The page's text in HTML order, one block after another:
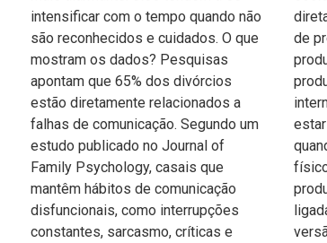
intensificar com o tempo quando não
são reconhecidos e cuidados. O que
mostram os dados? Pesquisas
apontam que 65% dos divórcios
estão diretamente relacionados a
falhas de comunicação. Segundo um
estudo publicado no Journal of
Family Psychology, casais que
mantêm hábitos de comunicação
disfuncionais, como interrupções
constantes, sarcasmo, críticas e
de